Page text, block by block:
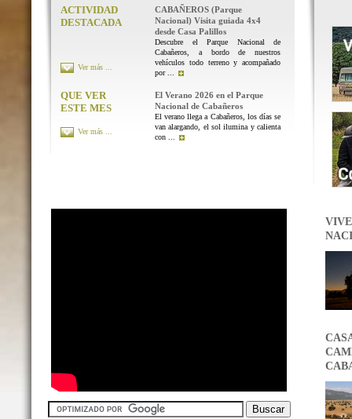
ACTIVIDAD
DESTACADA
CABAÑEROS (Parque
Nacional) Visita guiada 4x4
desde Casa Palillos
Descubre el Parque Nacional de
Cabañeros, a bordo de nuestros
vehículos todo terreno y acompañado
por ...
Ver más ...
QUE VER
ESTE MES
El Verano 2026 en el Parque
Nacional de Cabañeros
El verano llega a Cabañeros, los días se
van alargando, el sol ilumina y calienta
con ...
Ver más ...